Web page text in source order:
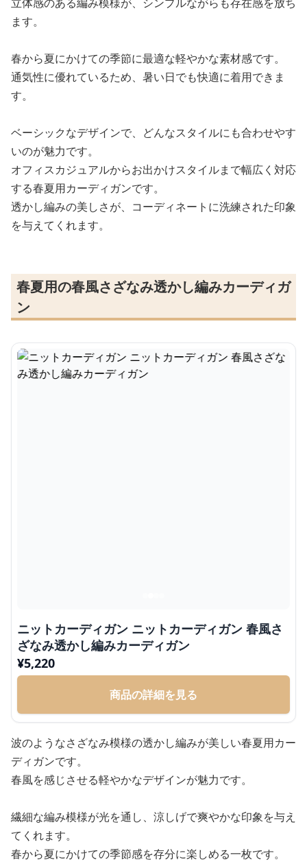
ます。
春から夏にかけての季節に最適な軽やかな素材感です。
通気性に優れているため、暑い日でも快適に着用できま
す。
ベーシックなデザインで、どんなスタイルにも合わせやす
いのが魅力です。
オフィスカジュアルからお出かけスタイルまで幅広く対応
する春夏用カーディガンです。
透かし編みの美しさが、コーディネートに洗練された印象
を与えてくれます。
春夏用の春風さざなみ透かし編みカーディガ
ン
ニットカーディガン ニットカーディガン 春風さ
ざなみ透かし編みカーディガン
¥5,220
商品の詳細を見る
波のようなさざなみ模様の透かし編みが美しい春夏用カー
ディガンです。
春風を感じさせる軽やかなデザインが魅力です。
繊細な編み模様が光を通し、涼しげで爽やかな印象を与え
てくれます。
春から夏にかけての季節感を存分に楽しめる一枚です。